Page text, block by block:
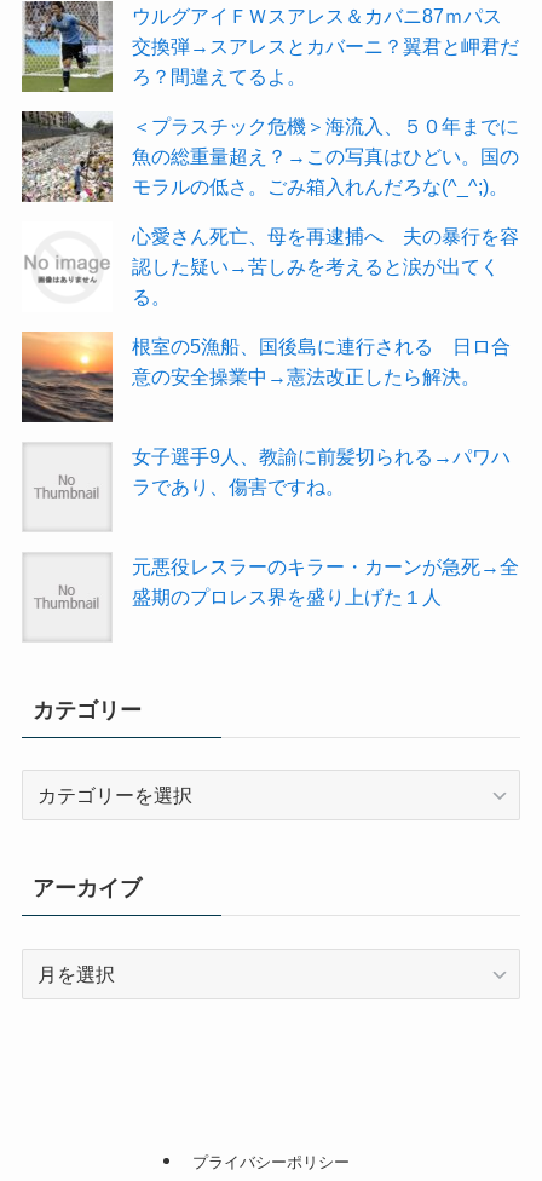
ウルグアイＦＷスアレス＆カバニ87ｍパス
交換弾→スアレスとカバーニ？翼君と岬君だ
ろ？間違えてるよ。
＜プラスチック危機＞海流入、５０年までに
魚の総重量超え？→この写真はひどい。国の
モラルの低さ。ごみ箱入れんだろな(^_^;)。
心愛さん死亡、母を再逮捕へ 夫の暴行を容
認した疑い→苦しみを考えると涙が出てく
る。
根室の5漁船、国後島に連行される 日ロ合
意の安全操業中→憲法改正したら解決。
女子選手9人、教諭に前髪切られる→パワハ
ラであり、傷害ですね。
元悪役レスラーのキラー・カーンが急死→全
盛期のプロレス界を盛り上げた１人
カテゴリー
ー
アーカイブ
プライバシーポリシー